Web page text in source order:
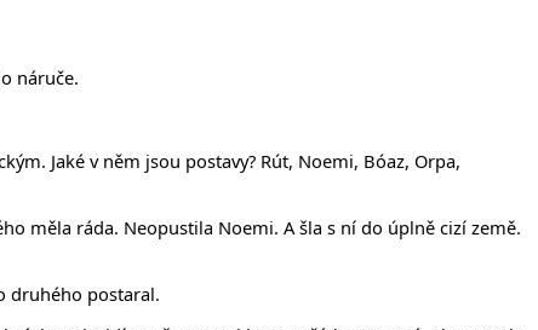
náruče.
Jaké v něm jsou postavy? Rút, Noemi, Bóaz, Orpa,
měla ráda. Neopustila Noemi. A šla s ní do úplně cizí země.
druhého postaral.